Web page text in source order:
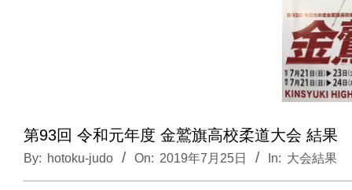
第93回 令和元年度 金鷲旗高校柔道大会 結果
By: hotoku-judo On: 2019年7月25日 In: 大会結果